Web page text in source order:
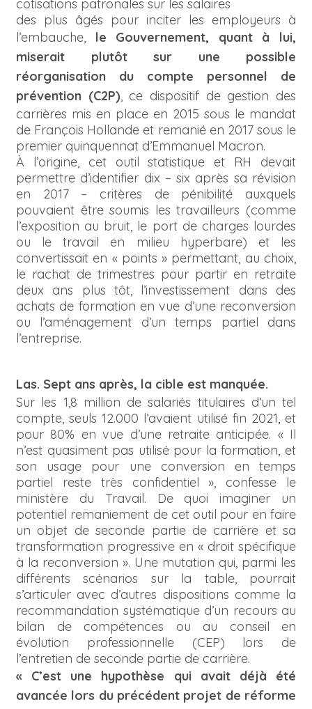
cotisations patronales sur les salaires
des plus âgés pour inciter les employeurs à
l’embauche, le Gouvernement, quant à lui,
miserait plutôt sur une possible
réorganisation du compte personnel de
prévention (C2P), ce dispositif de gestion des
carrières mis en place en 2015 sous le mandat
de François Hollande et remanié en 2017 sous le
premier quinquennat d’Emmanuel Macron.
À l’origine, cet outil statistique et RH devait
permettre d’identifier dix – six après sa révision
en 2017 – critères de pénibilité auxquels
pouvaient être soumis les travailleurs (comme
l’exposition au bruit, le port de charges lourdes
ou le travail en milieu hyperbare) et les
convertissait en « points » permettant, au choix,
le rachat de trimestres pour partir en retraite
deux ans plus tôt, l’investissement dans des
achats de formation en vue d’une reconversion
ou l’aménagement d’un temps partiel dans
l’entreprise.
Las. Sept ans après, la cible est manquée.
Sur les 1,8 million de salariés titulaires d’un tel
compte, seuls 12.000 l’avaient utilisé fin 2021, et
pour 80% en vue d’une retraite anticipée. « Il
n’est quasiment pas utilisé pour la formation, et
son usage pour une conversion en temps
partiel reste très confidentiel », confesse le
ministère du Travail. De quoi imaginer un
potentiel remaniement de cet outil pour en faire
un objet de seconde partie de carrière et sa
transformation progressive en « droit spécifique
à la reconversion ». Une mutation qui, parmi les
différents scénarios sur la table, pourrait
s’articuler avec d’autres dispositions comme la
recommandation systématique d’un recours au
bilan de compétences ou au conseil en
évolution professionnelle (CEP) lors de
l’entretien de seconde partie de carrière.
« C’est une hypothèse qui avait déjà été
avancée lors du précédent projet de réforme